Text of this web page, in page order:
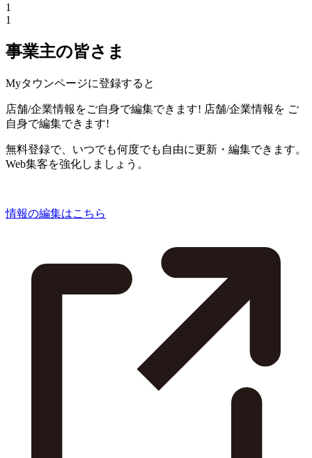
1
1
事業主の皆さま
Myタウンページに登録すると
店舗/企業情報をご自身で編集できます! 店舗/企業情報を ご
自身で編集できます!
無料登録で、いつでも何度でも自由に更新・編集できます。
Web集客を強化しましょう。
情報の編集はこちら